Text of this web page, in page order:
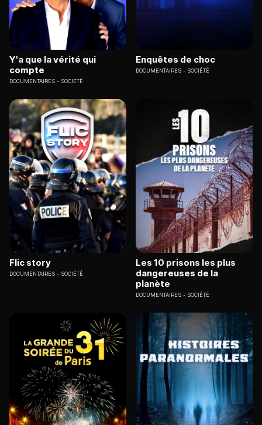
Y'a que la vérité qui
compte
DOCUMENTAIRES SOCIÉTÉ
Enquêtes de choc
DOCUMENTAIRES SOCIÉTÉ
Flic story
DOCUMENTAIRES SOCIÉTÉ
Les 10 prisons les plus
dangereuses de la
planète
DOCUMENTAIRES SOCIÉTÉ